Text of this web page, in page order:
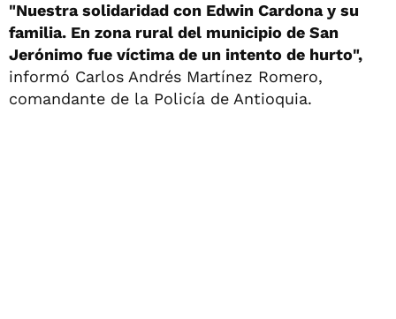
"Nuestra solidaridad con Edwin Cardona y su
familia. En zona rural del municipio de San
Jerónimo fue víctima de un intento de hurto",
informó Carlos Andrés Martínez Romero,
comandante de la Policía de Antioquia.